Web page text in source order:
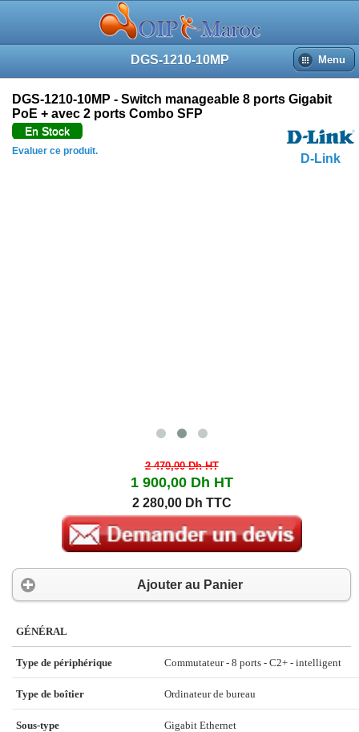
DGS-1210-10MP Menu
D-Link
DGS-1210-10MP - Switch manageable 8 ports Gigabit
PoE + avec 2 ports Combo SFP
En Stock
Evaluer ce produit.
2 470,00 DhHT
1 900,00 Dh HT
2 280,00 Dh TTC
Ajouter au Panier
GÉNÉRAL
Type de périphérique Commutateur - 8 ports - C2+ - intelligent
Type de boîtier Ordinateur de bureau
Sous-type Gigabit Ethernet